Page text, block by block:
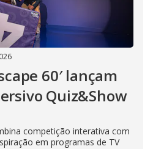
60′ lançam
Quiz&Show
competição interativa com
em programas de TV